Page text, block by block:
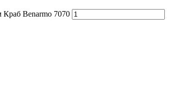
Benarmo 7070